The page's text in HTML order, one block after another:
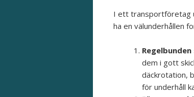
I ett transportföretag
ha en välunderhållen
dem i gott
däckrotation,
för underhåll